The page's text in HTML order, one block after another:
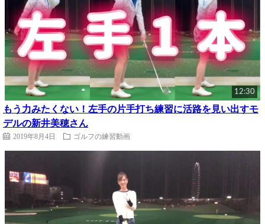
12:30
もう力みたくない！左手の片手打ち練習に活路を見い出すモ
デルの新井美穂さん
2019年8月4日 ゴルフの練習動画